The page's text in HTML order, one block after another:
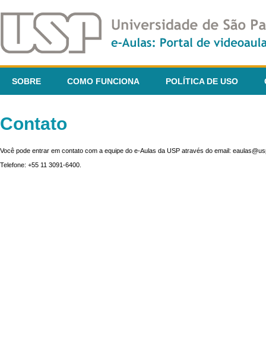
SOBRE COMO FUNCIONA POLÍTICA DE USO
Contato
Você pode entrar em contato com a equipe do e-Aulas da USP através do email:
Telefone: +55 11 3091-6400.